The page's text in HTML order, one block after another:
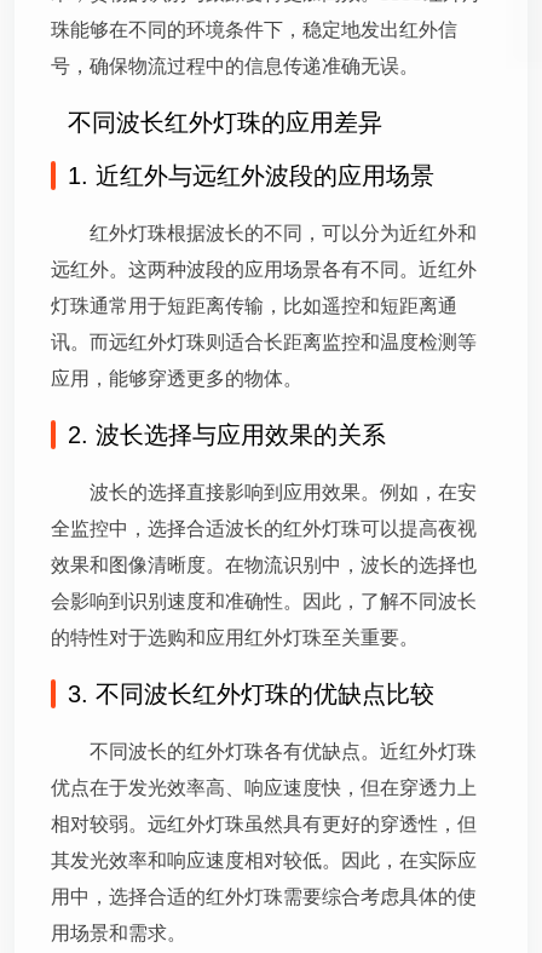
珠能够在不同的环境条件下，稳定地发出红外信
号，确保物流过程中的信息传递准确无误。
不同波长红外灯珠的应用差异
1. 近红外与远红外波段的应用场景
红外灯珠根据波长的不同，可以分为近红外和
远红外。这两种波段的应用场景各有不同。近红外
灯珠通常用于短距离传输，比如遥控和短距离通
讯。而远红外灯珠则适合长距离监控和温度检测等
应用，能够穿透更多的物体。
2. 波长选择与应用效果的关系
波长的选择直接影响到应用效果。例如，在安
全监控中，选择合适波长的红外灯珠可以提高夜视
效果和图像清晰度。在物流识别中，波长的选择也
会影响到识别速度和准确性。因此，了解不同波长
的特性对于选购和应用红外灯珠至关重要。
3. 不同波长红外灯珠的优缺点比较
不同波长的红外灯珠各有优缺点。近红外灯珠
优点在于发光效率高、响应速度快，但在穿透力上
相对较弱。远红外灯珠虽然具有更好的穿透性，但
其发光效率和响应速度相对较低。因此，在实际应
用中，选择合适的红外灯珠需要综合考虑具体的使
用场景和需求。